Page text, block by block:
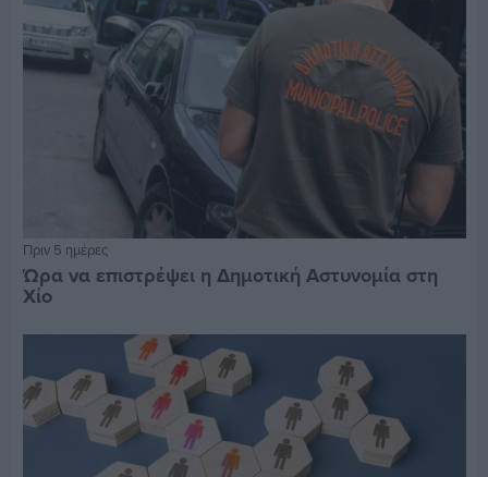
Πριν 5 ημέρες
Ώρα να επιστρέψει η Δημοτική Αστυνομία στη
Χίο